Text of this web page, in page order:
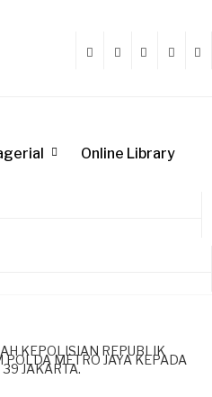
Online Library
KEPOLISIAN REPUBLIK
METRO JAYA KEPADA
JAKARTA.